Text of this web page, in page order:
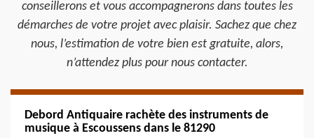
conseillerons et vous accompagnerons dans toutes les
démarches de votre projet avec plaisir. Sachez que chez
nous, l’estimation de votre bien est gratuite, alors,
n’attendez plus pour nous contacter.
Debord Antiquaire rachète des instruments de
musique à Escoussens dans le 81290